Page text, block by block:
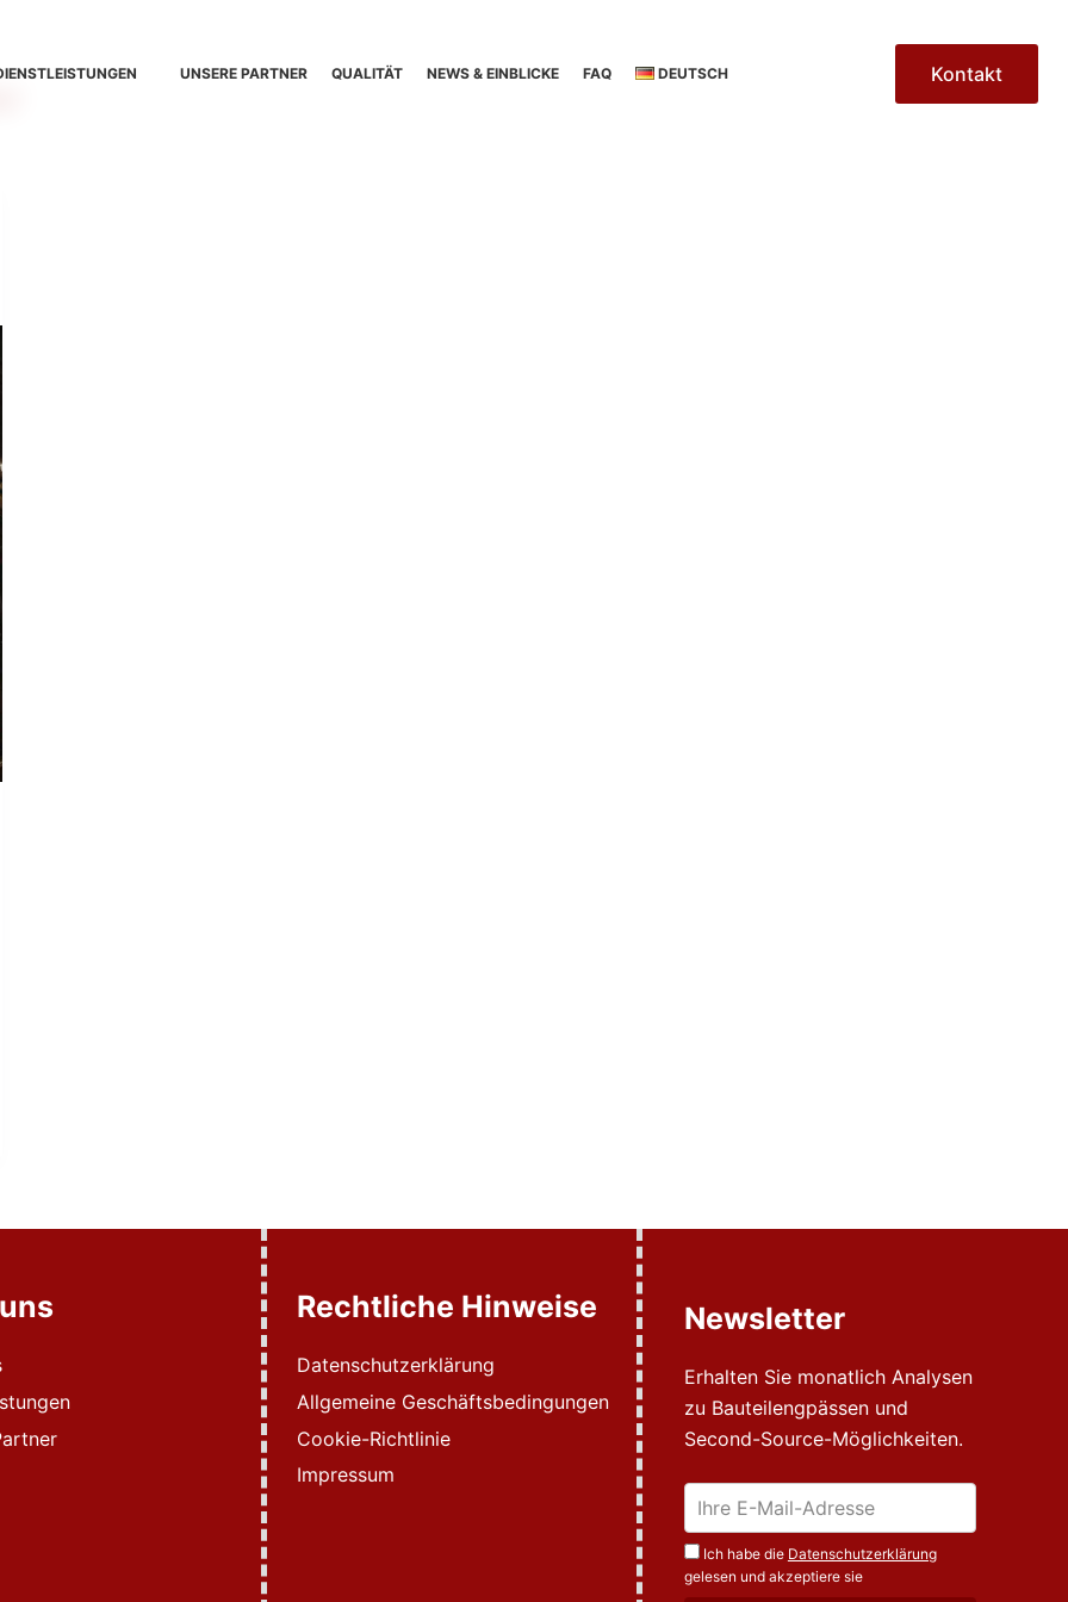
UNSERE PARTNER QUALITÄT NEWS & EINBLICKE FAQ DEUTSCH Kontakt
Rechtliche Hinweise
Datenschutzerklärung
Allgemeine Geschäftsbedingungen
Cookie-Richtlinie
Impressum
Newsletter
Erhalten Sie monatlich Analysen
zu Bauteilengpässen und
Second-Source-Möglichkeiten.
Ich habe die Datenschutzerklärung
gelesen und akzeptiere sie